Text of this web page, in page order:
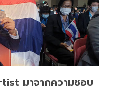
มาจากความชอบ